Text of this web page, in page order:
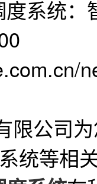
系统
限公司
统等相